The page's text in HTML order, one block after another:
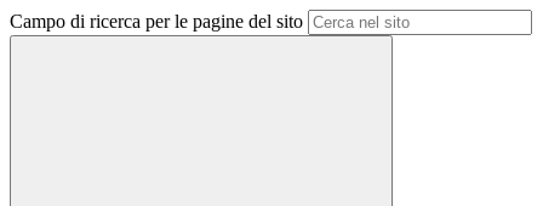
Campo di ricerca per le pagine del sito